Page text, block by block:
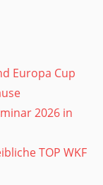
Europa Cup
2026 in
TOP WKF